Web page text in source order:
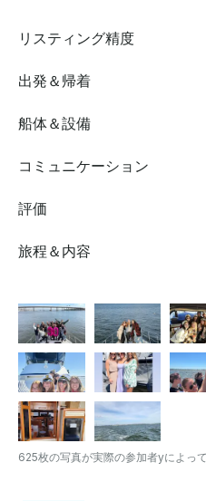
入り飲料水が含まれます。
含まれており、予約前のク
旅行カートで計算されます。 含まれていないもの食べ物
むことはできます。チップ
望に応じてヨットに直接お
きます 。その他知っておくべきことヨットはチャールス
のホテル、レストラン、バ
ーでわずか5〜10分です。
必要です。ケータリングに
できるのを楽しみにしてい
リスティング精度
出発＆帰着
船体＆設備
コミュニケーション
評価
旅程＆内容
625枚の写真が実際の参加者yによっ